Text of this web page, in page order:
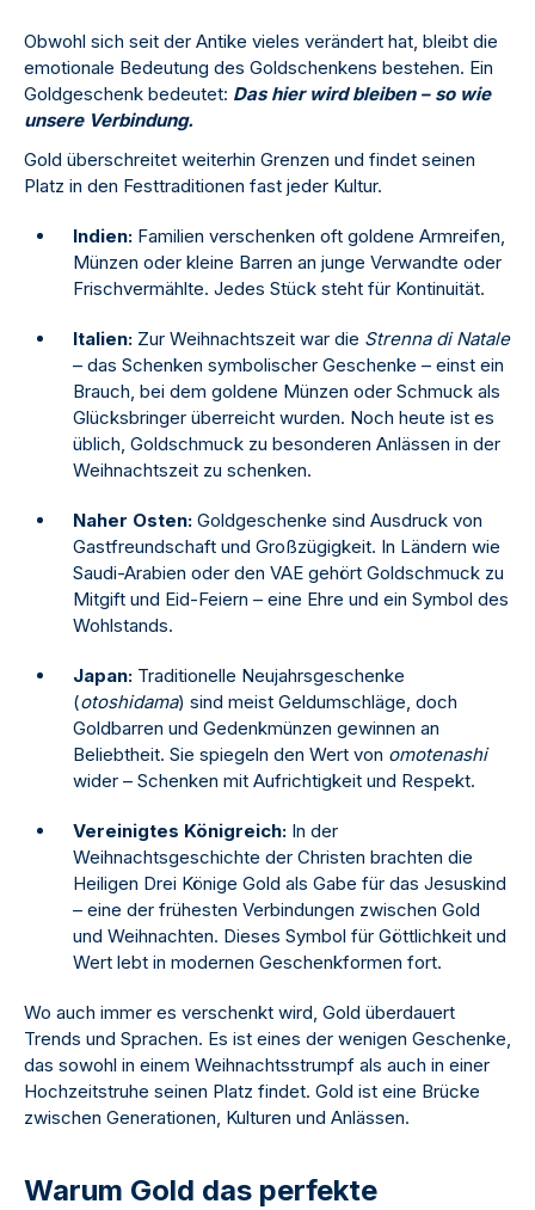
Obwohl sich seit der Antike vieles verändert hat, bleibt die
emotionale Bedeutung des Goldschenkens bestehen. Ein
Goldgeschenk bedeutet: Das hier wird bleiben – so wie
unsere Verbindung.
Gold überschreitet weiterhin Grenzen und findet seinen
Platz in den Festtraditionen fast jeder Kultur.
Indien: Familien verschenken oft goldene Armreifen,
Münzen oder kleine Barren an junge Verwandte oder
Frischvermählte. Jedes Stück steht für Kontinuität.
Italien: Zur Weihnachtszeit war die Strenna di Natale
– das Schenken symbolischer Geschenke – einst ein
Brauch, bei dem goldene Münzen oder Schmuck als
Glücksbringer überreicht wurden. Noch heute ist es
üblich, Goldschmuck zu besonderen Anlässen in der
Weihnachtszeit zu schenken.
Naher Osten: Goldgeschenke sind Ausdruck von
Gastfreundschaft und Großzügigkeit. In Ländern wie
Saudi-Arabien oder den VAE gehört Goldschmuck zu
Mitgift und Eid-Feiern – eine Ehre und ein Symbol des
Wohlstands.
Japan: Traditionelle Neujahrsgeschenke
(otoshidama) sind meist Geldumschläge, doch
Goldbarren und Gedenkmünzen gewinnen an
Beliebtheit. Sie spiegeln den Wert von omotenashi
wider – Schenken mit Aufrichtigkeit und Respekt.
Vereinigtes Königreich: In der
Weihnachtsgeschichte der Christen brachten die
Heiligen Drei Könige Gold als Gabe für das Jesuskind
– eine der frühesten Verbindungen zwischen Gold
und Weihnachten. Dieses Symbol für Göttlichkeit und
Wert lebt in modernen Geschenkformen fort.
Wo auch immer es verschenkt wird, Gold überdauert
Trends und Sprachen. Es ist eines der wenigen Geschenke,
das sowohl in einem Weihnachtsstrumpf als auch in einer
Hochzeitstruhe seinen Platz findet. Gold ist eine Brücke
zwischen Generationen, Kulturen und Anlässen.
Warum Gold das perfekte